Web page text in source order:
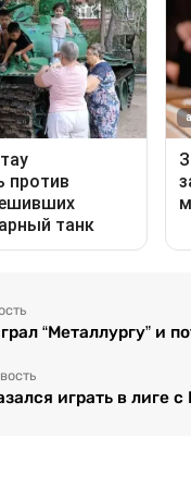
“Металлургу” и
играть в